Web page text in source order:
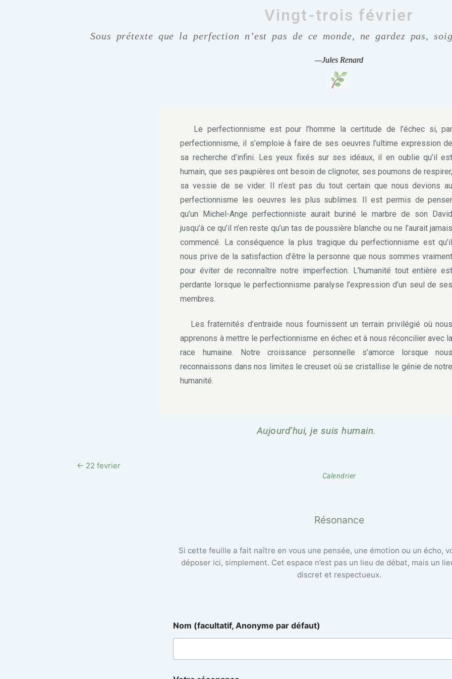
Vingt-trois février
Sous prétexte que la perfection n’est pas de ce monde, ne gardez pas,
—Jules Renard
Le perfectionnisme est pour l’homme la certitude de l’échec si, par
perfectionnisme, il s’emploie à faire de ses oeuvres l’ultime expression de
sa recherche d’infini. Les yeux fixés sur ses idéaux, il en oublie qu’il est
humain, que ses paupières ont besoin de clignoter, ses poumons de respirer,
sa vessie de se vider. Il n’est pas du tout certain que nous devions au
perfectionnisme les oeuvres les plus sublimes. Il est permis de penser
qu’un Michel-Ange perfectionniste aurait buriné le marbre de son David
jusqu’à ce qu’il n’en reste qu’un tas de poussière blanche ou ne l’aurait jamais
commencé. La conséquence la plus tragique du perfectionnisme est qu’il
nous prive de la satisfaction d’être la personne que nous sommes vraiment
pour éviter de reconnaître notre imperfection. L’humanité tout entière est
perdante lorsque le perfectionnisme paralyse l’expression d’un seul de ses
membres.
Les fraternités d’entraide nous fournissent un terrain privilégié où nous
apprenons à mettre le perfectionnisme en échec et à nous réconcilier avec la
race humaine. Notre croissance personnelle s’amorce lorsque nous
reconnaissons dans nos limites le creuset où se cristallise le génie de notre
humanité.
Aujourd’hui, je suis humain.
← 22 fevrier
Calendrier
Résonance
Si cette feuille a fait naître en vous une pensée, une émotion ou un écho,
déposer ici, simplement. Cet espace n’est pas un lieu de débat, mais un
discret et respectueux.
o
t
e
o
Nom (facultatif, Anonyme par défaut)